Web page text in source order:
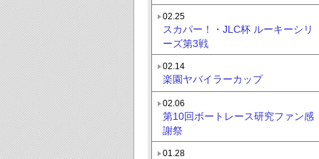
02.25
スカパー！・JLC杯 ルーキーシリ
ーズ第3戦
02.14
楽園ヤバイラーカップ
02.06
第10回ボートレース研究ファン感
謝祭
01.28